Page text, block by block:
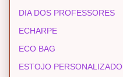
DIA DOS PROFESSORES
ECHARPE
ECO BAG
ESTOJO PERSONALIZADO